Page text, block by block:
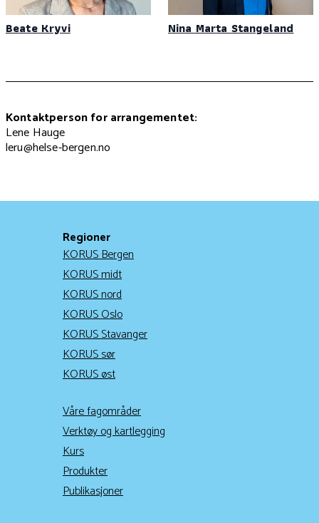
Beate Kryvi Nina Marta Stangeland
Kontaktperson for arrangementet:
Lene Hauge
leru@helse-bergen.no
Regioner
KORUS Bergen
KORUS midt
KORUS nord
KORUS Oslo
KORUS Stavanger
KORUS sør
KORUS øst
Våre fagområder
Verktøy og kartlegging
Kurs
Produkter
Publikasjoner